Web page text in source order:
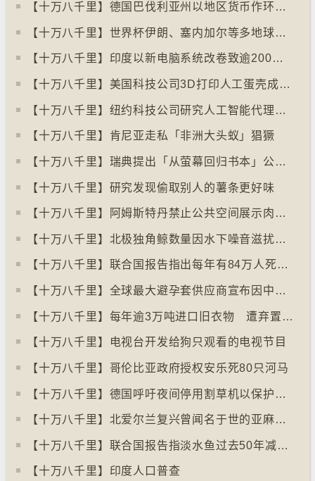
【十万八千里】德国巴伐利亚州以地区货币作环保金融工具
【十万八千里】世界杯伊朗、塞内加尔等多地球迷入境美国极有可能被拒绝入境
【十万八千里】印度以新电脑系统改卷致逾200万考生成绩或有出错
【十万八千里】美国科技公司3D打印人工蛋壳成功孵化小鸡
【十万八千里】纽约科技公司研究人工智能代理失控情况
【十万八千里】肯尼亚走私「非洲大头蚁」猖獗
【十万八千里】瑞典提出「从萤幕回归书本」公帑购买实体书
【十万八千里】研究发现偷取别人的薯条更好味
【十万八千里】阿姆斯特丹禁止公共空间展示肉类和化石燃料广告已促进碳中和
【十万八千里】北极独角鲸数量因水下噪音滋扰而减少
【十万八千里】联合国报告指出每年有84万人死于工作情况欠佳
【十万八千里】全球最大避孕套供应商宣布因中东战事涨价
【十万八千里】每年逾3万吨进口旧衣物 遭弃置于智利北部沙漠
【十万八千里】电视台开发给狗只观看的电视节目
【十万八千里】哥伦比亚政府授权安乐死80只河马
【十万八千里】德国呼吁夜间停用割草机以保护刺猬等动物
【十万八千里】北爱尔兰复兴曾闻名于世的亚麻布产业
【十万八千里】联合国报告指淡水鱼过去50年减少逾八成
【十万八千里】印度人口普查